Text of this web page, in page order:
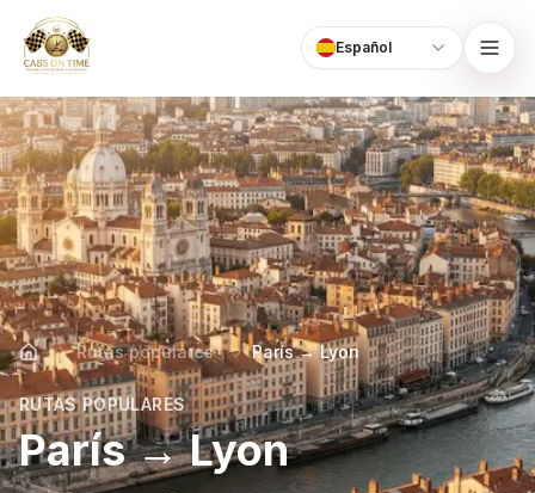
CabsOnTime Language
Español
Rutas populares París → Lyon
RUTAS POPULARES
París → Lyon